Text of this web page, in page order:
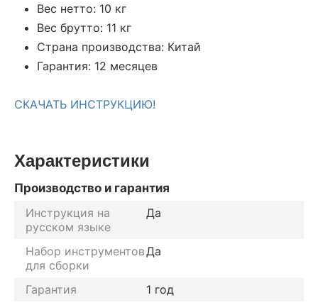
Вес нетто: 10 кг
Вес брутто: 11 кг
Страна производства: Китай
Гарантия: 12 месяцев
СКАЧАТЬ ИНСТРУКЦИЮ!
Характеристики
Производство и гарантия
Инструкция на
русском языке
Да
Набор инструментов
для сборки
Да
Гарантия
1 год